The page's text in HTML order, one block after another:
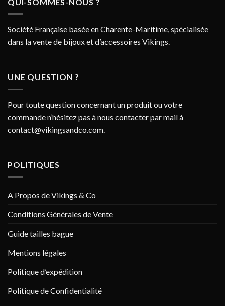
Société Française basée en Charente-Maritime, spécialisée
dans la vente de bijoux et d’accessoires Vikings.
UNE QUESTION ?
Pour toute question concernant un produit ou votre
commande n’hésitez pas à nous contacter par mail à
contact@vikingsandco.com
POLITIQUES
A Propos de Vikings & Co
Conditions Générales de Vente
Guide tailles bague
Mentions légales
Politique d’expédition
Politique de Confidentialité